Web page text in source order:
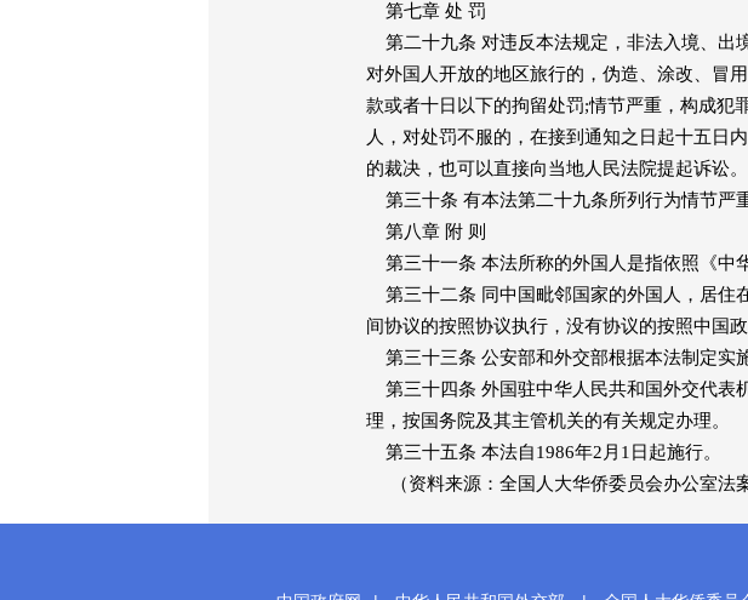
第七章 处 罚
第二十九条 对违反本法规定，非法入境、出
对外国人开放的地区旅行的，伪造、涂改、冒
款或者十日以下的拘留处罚;情节严重，构成犯
人，对处罚不服的，在接到通知之日起十五日
的裁决，也可以直接向当地人民法院提起诉讼。
第三十条 有本法第二十九条所列行为情节严
第八章 附 则
第三十一条 本法所称的外国人是指依照《中
第三十二条 同中国毗邻国家的外国人，居住
间协议的按照协议执行，没有协议的按照中国政
第三十三条 公安部和外交部根据本法制定实
第三十四条 外国驻中华人民共和国外交代表
理，按国务院及其主管机关的有关规定办理。
第三十五条 本法自1986年2月1日起施行。
（资料来源：全国人大华侨委员会办公室法